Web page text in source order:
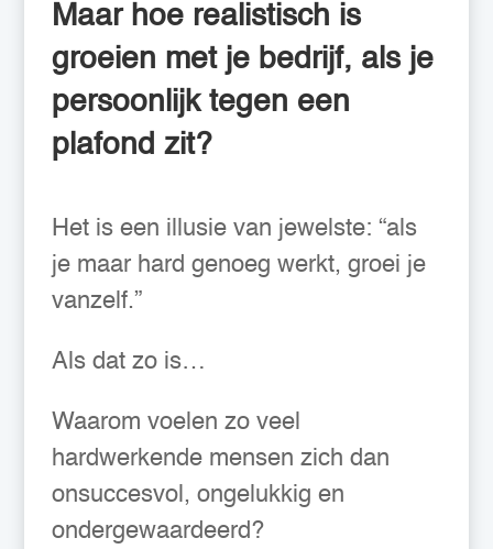
Maar hoe realistisch is
groeien met je bedrijf, als je
persoonlijk tegen een
plafond zit?
Het is een illusie van jewelste: “als
je maar hard genoeg werkt, groei je
vanzelf.”
Als dat zo is…
Waarom voelen zo veel
hardwerkende mensen zich dan
onsuccesvol, ongelukkig en
ondergewaardeerd?